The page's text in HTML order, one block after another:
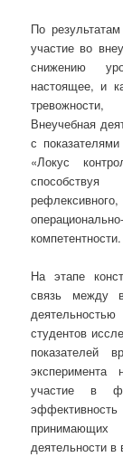
По
участие во
снижению
настоящее, и
Внеучебная
с
«Локус
способствуя
компетентности.
На этапе
связь между
студентов
показателей
участие в
деятельности в